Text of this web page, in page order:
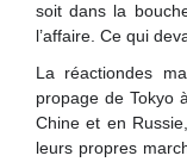
soit dans la
l’affaire. Ce qui
La réactiondes
propage de Tokyo
Chine et en
leurs propres